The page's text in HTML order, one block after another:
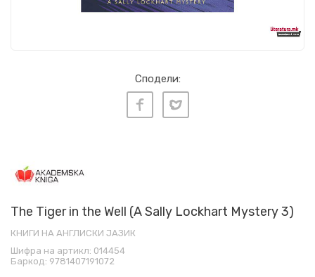
Сподели:
The Tiger in the Well (A Sally Lockhart Mystery 3)
КНИГИ НА АНГЛИСКИ ЈАЗИК
Шифра на артикл: 014454
Баркод: 9781407191072